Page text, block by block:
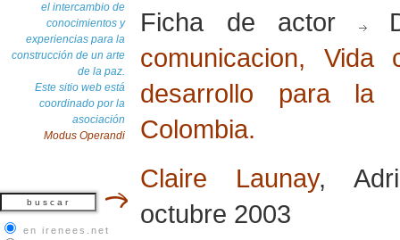
el intercambio de
conocimientos y
experiencias para la
construcción de un arte
de la paz.
Este sitio web está
coordinado por la
asociación
Modus Operandi
en irenees.net
Ficha de actor
comunicacion, Vida
desarrollo para la
Colombia.
Claire Launay,
octubre 2003